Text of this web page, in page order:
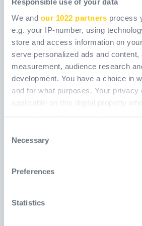
Responsible use of your data
We and our 1022 partners process
e.g. your IP-number, using
store and access information on
serve personalized ads and content,
measurement, audience research
development. You have a choice in
and for what purposes. Your privacy
applicable on this digital property
the Privacy trigger icon.
meters
Identify your device by
Selection
Necessary
Preferences
Statistics
AEROBUILD S5 CI
FO SR
Αναφορά AEROS0502
[ Old reference:
AEROBUILDS5 ]
FO
[ Old